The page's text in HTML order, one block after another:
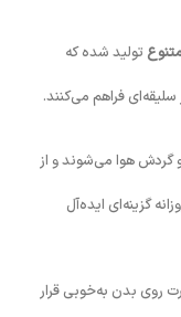
تولید شده که
سلیقه‌ای فراهم می‌کنند.
هوا می‌شوند و از
گزینه‌ای ایده‌آل
روی بدن به‌خوبی قرار